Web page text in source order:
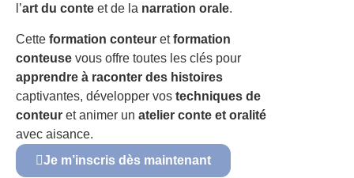
l’art du conte et de la narration orale.
Cette formation conteur etformation
conteuse vous offre toutes les clés pour
apprendre à raconter des histoires
captivantes, développer vos techniques de
conteur et animer un atelier conte et oralité
avec aisance.
Je m’inscris dès maintenant